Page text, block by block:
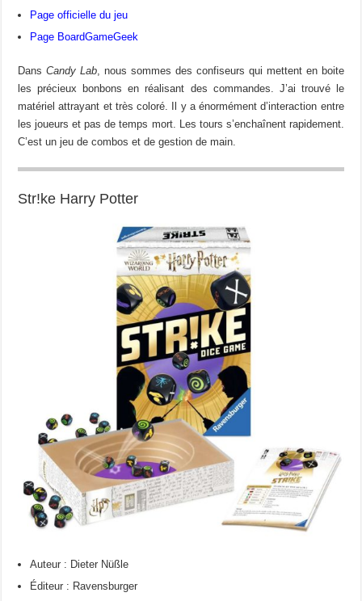
Page officielle du jeu
Page BoardGameGeek
DansCandy Lab , nous sommes des confiseurs qui mettent en boite
les précieux bonbons en réalisant des commandes. J’ai trouvé le
matériel attrayant et très coloré. Il y a énormément d’interaction entre
les joueurs et pas de temps mort. Les tours s’enchaînent rapidement.
C’est un jeu de combos et de gestion de main.
Str!ke Harry Potter
Auteur : Dieter Nüßle
Éditeur : Ravensburger